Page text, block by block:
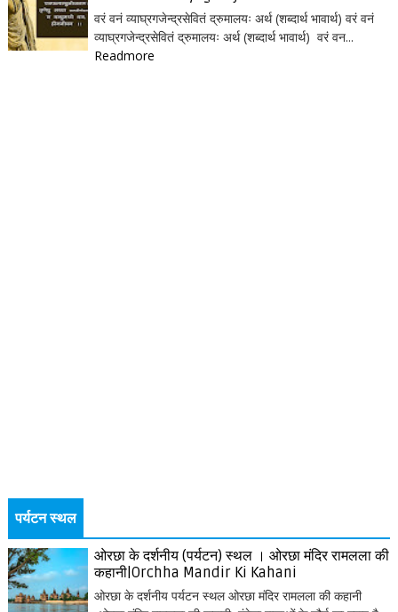
वरं वनं व्याघ्रगजेन्द्रसेवितं द्रुमालयः अर्थ (शब्दार्थ भावार्थ) वरं वनं
व्याघ्रगजेन्द्रसेवितं द्रुमालयः अर्थ (शब्दार्थ भावार्थ) वरं वन...
Readmore
पर्यटन स्थल
ओरछा के दर्शनीय (पर्यटन) स्थल । ओरछा मंदिर रामलला की
कहानी|Orchha Mandir Ki Kahani
ओरछा के दर्शनीय पर्यटन स्थल ओरछा मंदिर रामलला की कहानी